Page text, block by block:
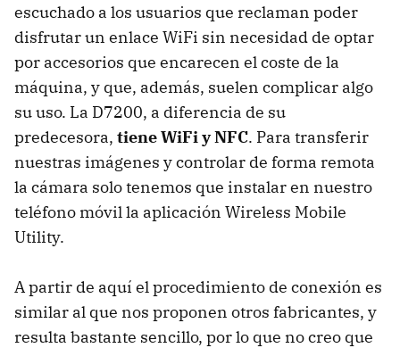
escuchado a los usuarios que reclaman poder
disfrutar un enlace WiFi sin necesidad de optar
por accesorios que encarecen el coste de la
máquina, y que, además, suelen complicar algo
su uso. La D7200, a diferencia de su
predecesora, tiene WiFi y NFC. Para transferir
nuestras imágenes y controlar de forma remota
la cámara solo tenemos que instalar en nuestro
teléfono móvil la aplicación Wireless Mobile
Utility.
A partir de aquí el procedimiento de conexión es
similar al que nos proponen otros fabricantes, y
resulta bastante sencillo, por lo que no creo que